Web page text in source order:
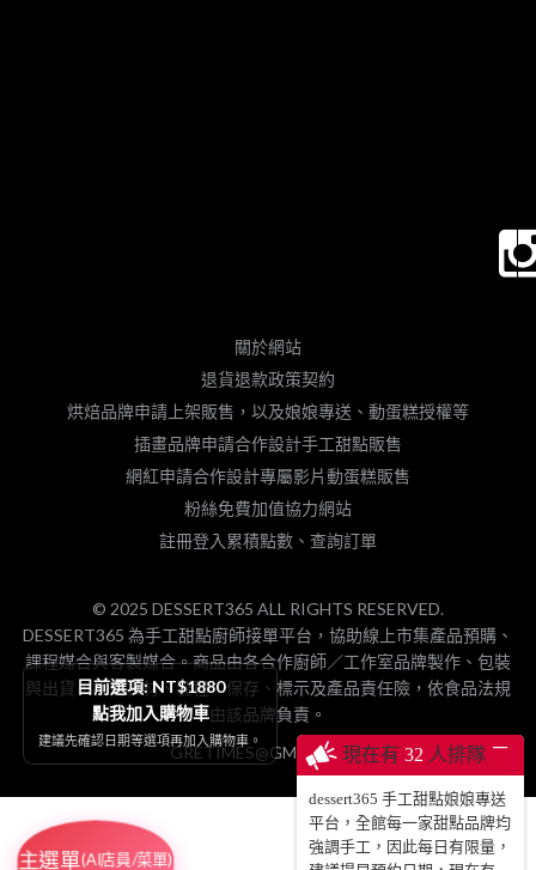
現在有 32 人排隊 ─
dessert365 手工甜點娘娘專送
平台，全館每一家甜點品牌均
強調手工，因此每日有限量，
關於網站
退貨退款政策契約
烘焙品牌申請上架販售，以及娘娘專送、動蛋糕授權等
插畫品牌申請合作設計手工甜點販售
網紅申請合作設計專屬影片動蛋糕販售
粉絲免費加值協力網站
註冊登入累積點數、查詢訂單
© 2025 DESSERT365 ALL RIGHTS RESERVED.
DESSERT365 為手工甜點廚師接單平台，協助線上市集產品預購、
課程媒合與客製媒合。商品由各合作廚師／工作室品牌製作、包裝
與出貨，相關食材、製程、保存、標示及產品責任險，依食品法規
由該品牌負責。
GRETIMES@GMAIL.COM
目前選項: NT$1880
點我加入購物車
建議先確認日期等選項再加入購物車。
主選單(AI店員/菜單)